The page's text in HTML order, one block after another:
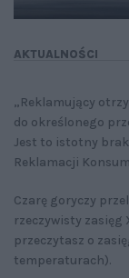
AKTUALNOŚCI
„Reklamujący
do określonego
Jest to istotny
Reklamacji
Czarę goryczy
rzeczywisty zasięg
przeczytasz o
temperaturach).